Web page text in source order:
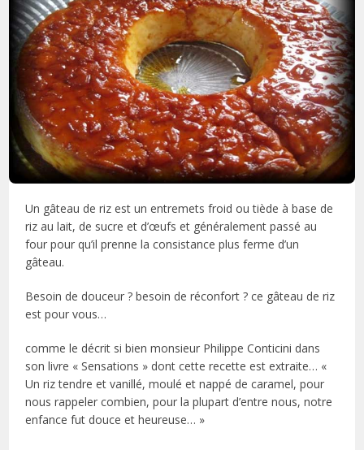
Un gâteau de riz est un entremets froid ou tiède à base de
riz au lait, de sucre et d’œufs et généralement passé au
four pour qu’il prenne la consistance plus ferme d’un
gâteau.
Besoin de douceur ? besoin de réconfort ? ce gâteau de riz
est pour vous…
comme le décrit si bien monsieur Philippe Conticini dans
son livre « Sensations » dont cette recette est extraite… «
Un riz tendre et vanillé, moulé et nappé de caramel, pour
nous rappeler combien, pour la plupart d’entre nous, notre
enfance fut douce et heureuse… »